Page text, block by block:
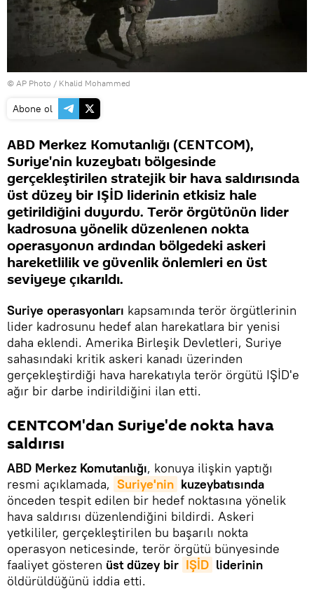
© AP Photo / Khalid Mohammed
Abone ol
ABD Merkez Komutanlığı (CENTCOM),
Suriye'nin kuzeybatı bölgesinde
gerçekleştirilen stratejik bir hava saldırısında
üst düzey bir IŞİD liderinin etkisiz hale
getirildiğini duyurdu. Terör örgütünün lider
kadrosuna yönelik düzenlenen nokta
operasyonun ardından bölgedeki askeri
hareketlilik ve güvenlik önlemleri en üst
seviyeye çıkarıldı.
Suriye operasyonları kapsamında terör örgütlerinin
lider kadrosunu hedef alan harekatlara bir yenisi
daha eklendi. Amerika Birleşik Devletleri, Suriye
sahasındaki kritik askeri kanadı üzerinden
gerçekleştirdiği hava harekatıyla terör örgütü IŞİD'e
ağır bir darbe indirildiğini ilan etti.
CENTCOM'dan Suriye'de nokta hava
saldırısı
ABD Merkez Komutanlığı, konuya ilişkin yaptığı
resmi açıklamada, Suriye'nin kuzeybatısında
önceden tespit edilen bir hedef noktasına yönelik
hava saldırısı düzenlendiğini bildirdi. Askeri
yetkililer, gerçekleştirilen bu başarılı nokta
operasyon neticesinde, terör örgütü bünyesinde
faaliyet gösteren üst düzey bir IŞİD liderinin
öldürüldüğünü iddia etti.